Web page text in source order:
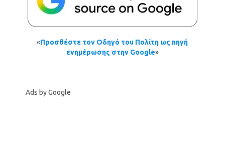
«Προσθέστε τον Οδηγό του Πολίτη ως πηγή
ενημέρωσης στην Google»
Ads by Google